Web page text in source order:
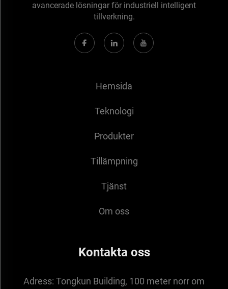
avancerade lösningar för industriell intelligent
tillverkning.
Hemsida
Teknologi
Produkter
Tillämpning
Tjänst
Om oss
Kontakta oss
Adress: Tongkun Building, 100 meter norr om